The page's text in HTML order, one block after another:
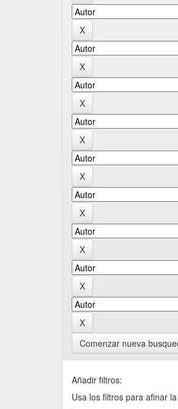
Comenzar nueva
Añadir filtros:
Usa los filtros para afinar